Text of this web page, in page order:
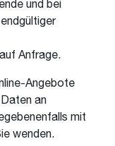
und bei
Anfrage.
Angebote
an
mit
wenden.